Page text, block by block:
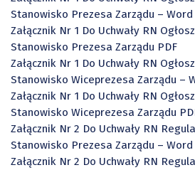
Stanowisko Prezesa Zarządu – Word
Załącznik Nr 1 Do Uchwały RN
Stanowisko Prezesa Zarządu PDF
Załącznik Nr 1 Do Uchwały RN
Stanowisko Wiceprezesa Zarządu –
Załącznik Nr 1 Do Uchwały RN
Stanowisko Wiceprezesa Zarządu
Załącznik Nr 2 Do Uchwały RN
Stanowisko Prezesa Zarządu – Word
Załącznik Nr 2 Do Uchwały RN